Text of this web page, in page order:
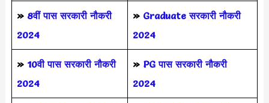
» 8वीं पास सरकारी नौकरी
2024
» Graduate सरकारी नौकरी
2024
» 10वी पास सरकारी नौकरी
2024
» PG पास सरकारी नौकरी
2024